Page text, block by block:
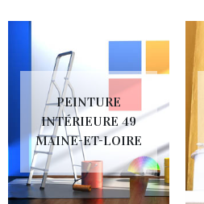
PEINTURE
INTÉRIEURE 49
MAINE-ET-LOIRE